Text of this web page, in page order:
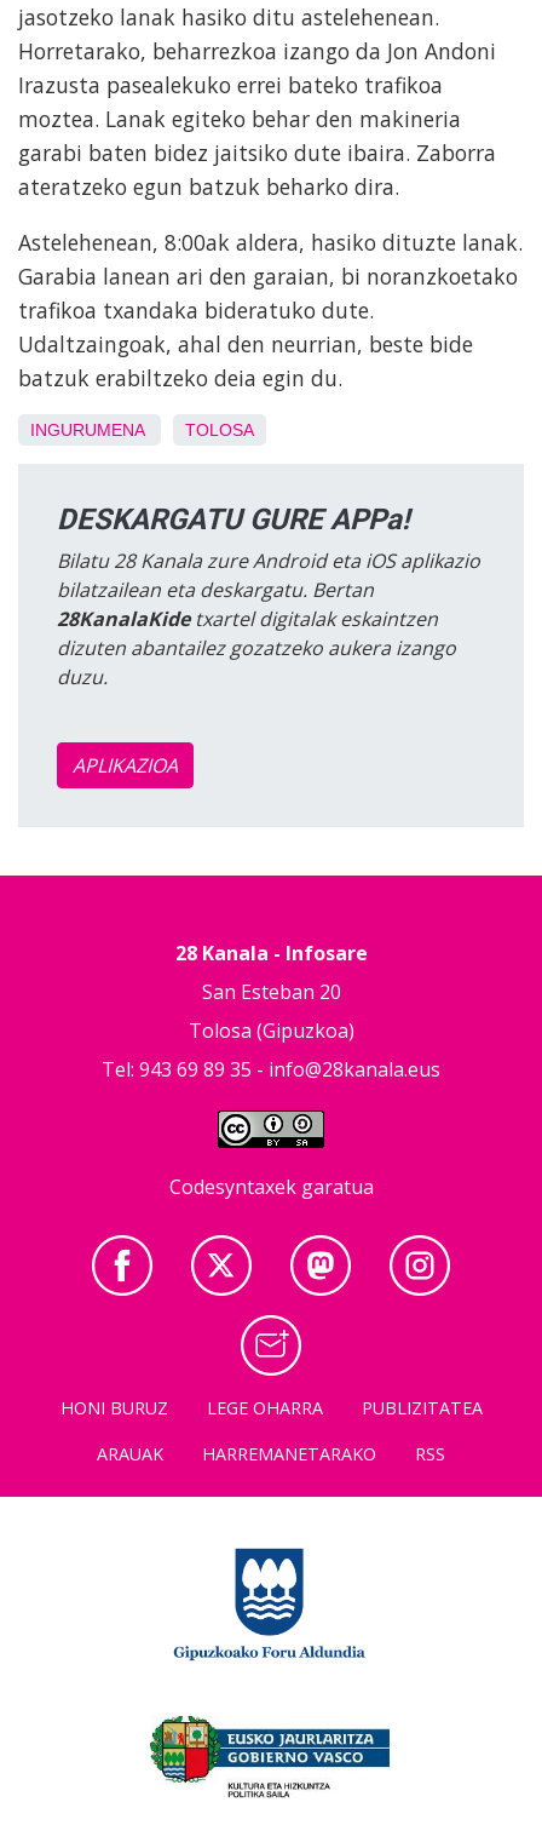
jasotzeko lanak hasiko ditu astelehenean.
Horretarako, beharrezkoa izango da Jon Andoni
Irazusta pasealekuko errei bateko trafikoa
moztea. Lanak egiteko behar den makineria
garabi baten bidez jaitsiko dute ibaira. Zaborra
ateratzeko egun batzuk beharko dira.
Astelehenean, 8:00ak aldera, hasiko dituzte lanak.
Garabia lanean ari den garaian, bi noranzkoetako
trafikoa txandaka bideratuko dute.
Udaltzaingoak, ahal den neurrian, beste bide
batzuk erabiltzeko deia egin du.
INGURUMENA TOLOSA
DESKARGATU GURE APPa!
Bilatu 28 Kanala zure Android eta iOS aplikazio
bilatzailean eta deskargatu. Bertan
28KanalaKidetxartel digitalak eskaintzen
dizuten abantailez gozatzeko aukera izango
duzu.
APLIKAZIOA
28 Kanala - Infosare
San Esteban 20
Tolosa (Gipuzkoa)
Tel: 943 69 89 35 - info@28kanala.eus
Codesyntaxek garatua
HONI BURUZ LEGE OHARRA
PUBLIZITATEA
ARAUAK
HARREMANETARAKO RSS